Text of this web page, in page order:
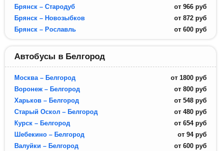
Брянск – Стародуб
от 966 руб
Брянск – Новозыбков
от 872 руб
Брянск – Рославль
от 600 руб
Автобусы в Белгород
Москва – Белгород от 1800 руб
Воронеж – Белгород
от 800 руб
Харьков – Белгород
от 548 руб
Старый Оскол – Белгород
от 480 руб
Курск – Белгород
от 654 руб
Шебекино – Белгород
от 94 руб
Валуйки – Белгород
от 600 руб